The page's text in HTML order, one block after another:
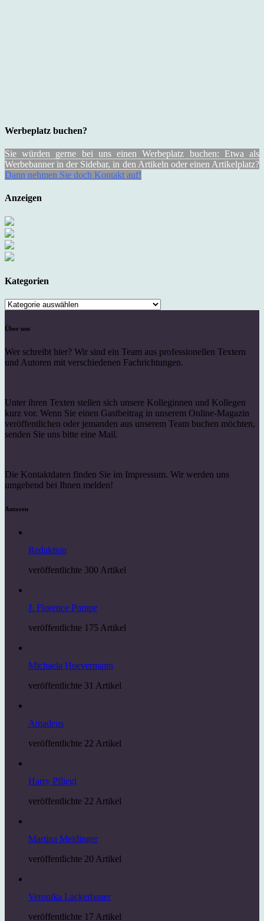
Werbeplatz buchen?
Sie würden gerne bei uns einen Werbeplatz buchen: Etwa als
Werbebanner in der Sidebar, in den Artikeln oder einen Artikelplatz?
Dann nehmen Sie doch Kontakt auf!
Anzeigen
Kategorien
Kategorien
Über uns
Wer schreibt hier? Wir sind ein Team aus professionellen Textern
und Autoren mit verschiedenen Fachrichtungen.
Unter ihren Texten stellen sich unsere Kolleginnen und Kollegen
kurz vor. Wenn Sie einen Gastbeitrag in unserem Online-Magazin
veröffentlichen oder jemanden aus unserem Team buchen möchten,
senden Sie uns bitte eine Mail.
Die Kontaktdaten finden Sie im Impressum. Wir werden uns
umgehend bei Ihnen melden!
Autoren
Redaktion
veröffentlichte 300 Artikel
J. Florence Pompe
veröffentlichte 175 Artikel
Michaela Hoevermann
veröffentlichte 31 Artikel
Amadeus
veröffentlichte 22 Artikel
Harry Pfliegl
veröffentlichte 22 Artikel
Martina Meidinger
veröffentlichte 20 Artikel
Veronika Lackerbauer
veröffentlichte 17 Artikel